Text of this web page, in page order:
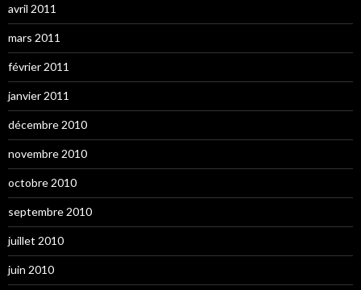
avril 2011
mars 2011
février 2011
janvier 2011
décembre 2010
novembre 2010
octobre 2010
septembre 2010
juillet 2010
juin 2010